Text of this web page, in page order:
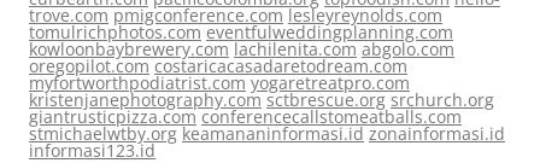
trove.com pmigconference.com lesleyreynolds.com
tomulrichphotos.com eventfulweddingplanning.com
kowloonbaybrewery.com lachilenita.com abgolo.com
oregopilot.com costaricacasadaretodream.com
myfortworthpodiatrist.com yogaretreatpro.com
kristenjanephotography.com sctbrescue.org srchurch.org
giantrusticpizza.com conferencecallstomeatballs.com
stmichaelwtby.org keamananinformasi.id zonainformasi.id
informasi123.id